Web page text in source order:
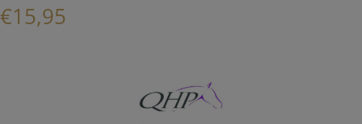
€15,95